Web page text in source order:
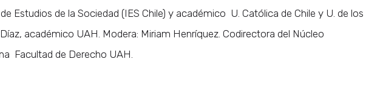
Estudios de la Sociedad (IES Chile) y académico U. Católica de Chile y U. de los
académico UAH. Modera: Miriam Henríquez. Codirectora del Núcleo
Facultad de Derecho UAH.